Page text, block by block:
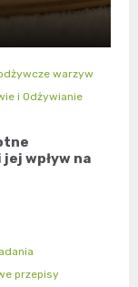
warzyw
i Odżywianie
wpływ na
przepisy